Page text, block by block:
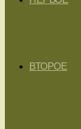
ВТОРОЕ